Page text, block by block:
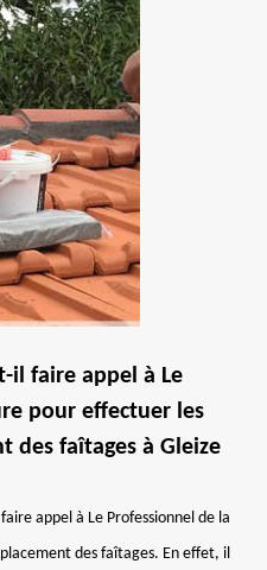
il faire appel à Le
pour effectuer les
des faîtages à Gleize
appel à Le Professionnel de la
des faîtages. En effet, il